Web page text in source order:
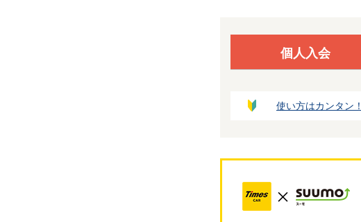
個人入会
使い方はカンタン